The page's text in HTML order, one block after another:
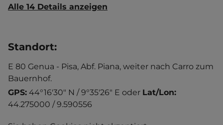
Alle 14 Details anzeigen
Standort:
E 80 Genua - Pisa, Abf. Piana, weiter nach Carro zum
Bauernhof.
GPS: 44°16'30" N / 9°35'26" E oder Lat/Lon:
44.275000 / 9.590556